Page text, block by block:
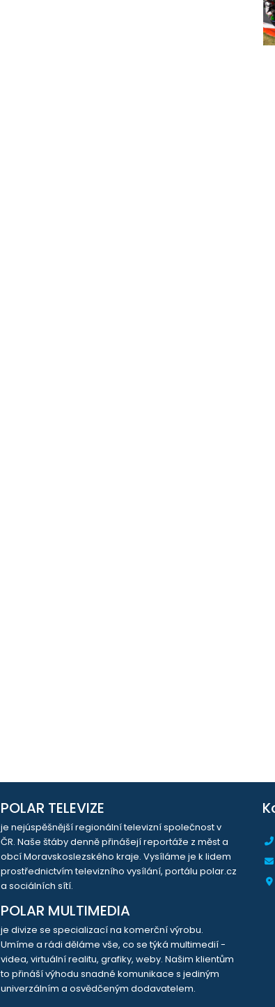
POLAR TELEVIZE
je nejúspěšnější regionální televizní společnost v
ČR. Naše štáby denně přinášejí reportáže z měst a
obcí Moravskoslezského kraje. Vysíláme je k lidem
prostřednictvím televizního vysílání, portálu polar.cz
a sociálních sítí.
POLAR MULTIMEDIA
je divize se specializací na komerční výrobu.
Umíme a rádi děláme vše, co se týká multimedií -
videa, virtuální realitu, grafiky, weby. Našim klientům
to přináší výhodu snadné komunikace s jediným
univerzálním a osvědčeným dodavatelem.